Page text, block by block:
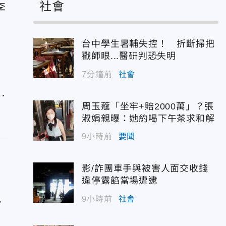
社會
台中學生暑輔失控！ 折斷掃把
戳師眼...醫研判恐失明
7分鐘前 社會
周玉蔻「坐牢+賠2000萬」？張
淑娟親曝：她約喝下午茶求和解
9小時前 要聞
影/詐團車手與被害人面交收錢
違停露餡當場遭逮
9小時前 社會